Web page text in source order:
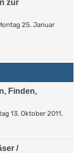
zur
25. Januar
Finden,
13. Oktober 2011,
/